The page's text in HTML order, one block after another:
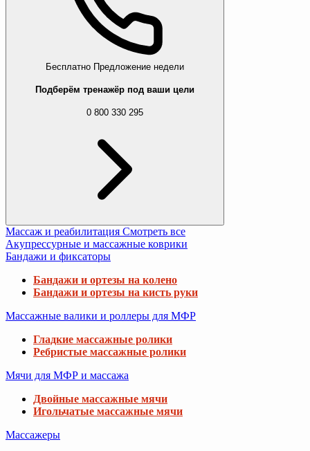
Бесплатно Предложение недели
Подберём тренажёр под ваши цели
0 800 330 295
Массаж и реабилитация Смотреть все
Акупрессурные и массажные коврики
Бандажи и фиксаторы
Бандажи и ортезы на колено
Бандажи и ортезы на кисть руки
Массажные валики и роллеры для МФР
Гладкие массажные ролики
Ребристые массажные ролики
Мячи для МФР и массажа
Двойные массажные мячи
Игольчатые массажные мячи
Массажеры